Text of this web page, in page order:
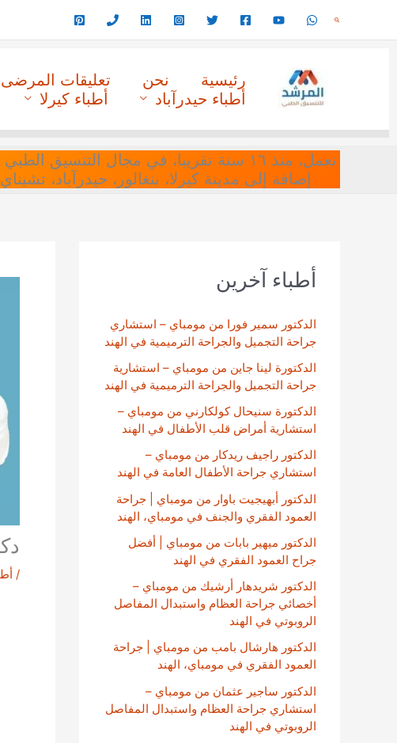
البحث
رئيسية نحن تعليقات المرضى
أطباء حيدرآباد
أطباء كيرلا
نعمل، منذ ١٦ سنة تقريبا، في مجال
إضافة إلى مدينة كيرلا، بنغالور، حيدرآباد،
أطباء آخرين
الدكتور سمير فورا من مومباي – استشاري
جراحة التجميل والجراحة الترميمية في الهند
الدكتورة لينا جاين من مومباي – استشارية
جراحة التجميل والجراحة الترميمية في الهند
الدكتورة سنيحال كولكارني من مومباي –
استشارية أمراض قلب الأطفال في الهند
الدكتور راجيف ريدكار من مومباي –
استشاري جراحة الأطفال العامة في الهند
الدكتور أبهيجيت باوار من مومباي | جراحة
العمود الفقري والجنف في مومباي، الهند
الدكتور ميهير بابات من مومباي | أفضل
جراح العمود الفقري في الهند
الدكتور شريدهار أرشيك من مومباي –
أخصائي جراحة العظام واستبدال المفاصل
الروبوتي في الهند
الدكتور هارشال بامب من مومباي | جراحة
العمود الفقري في مومباي، الهند
الدكتور ساجير عثمان من مومباي –
استشاري جراحة العظام واستبدال المفاصل
الروبوتي في الهند
/